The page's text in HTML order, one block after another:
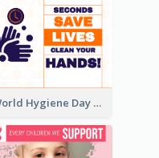
World Hygiene Day Facebook Post